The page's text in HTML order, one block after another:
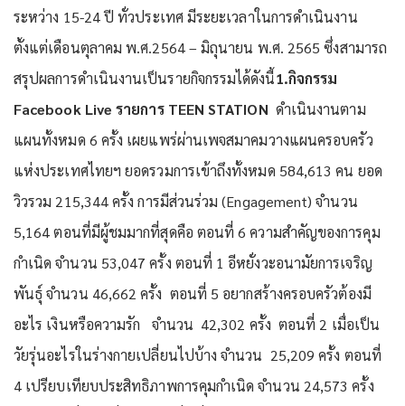
ระหว่าง 15-24 ปี ทั่วประเทศ มีระยะเวลาในการดำเนินงาน
ตั้งแต่เดือนตุลาคม พ.ศ.2564 – มิถุนายน พ.ศ. 2565 ซึ่งสามารถ
สรุปผลการดำเนินงานเป็นรายกิจกรรมได้ดังนี้1.กิจกรรม
Facebook Live รายการ TEEN STATION ดำเนินงานตาม
แผนทั้งหมด 6 ครั้ง เผยแพร่ผ่านเพจสมาคมวางแผนครอบครัว
แห่งประเทศไทยฯ ยอดรวมการเข้าถึงทั้งหมด 584,613 คน ยอด
วิวรวม 215,344 ครั้ง การมีส่วนร่วม (Engagement) จำนวน
5,164 ตอนที่มีผู้ชมมากที่สุดคือ ตอนที่ 6 ความสำคัญของการคุม
กำเนิด จำนวน 53,047 ครั้ง ตอนที่ 1 อีหยั่งวะอนามัยการเจริญ
พันธุ์ จำนวน 46,662 ครั้ง ตอนที่ 5 อยากสร้างครอบครัวต้องมี
อะไร เงินหรือความรัก จำนวน 42,302 ครั้ง ตอนที่ 2 เมื่อเป็น
วัยรุ่นอะไรในร่างกายเปลี่ยนไปบ้าง จำนวน 25,209 ครั้ง ตอนที่
4 เปรียบเทียบประสิทธิภาพการคุมกำเนิด จำนวน 24,573 ครั้ง